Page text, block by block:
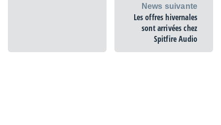
News suivante
Les offres hivernales
sont arrivées chez
Spitfire Audio